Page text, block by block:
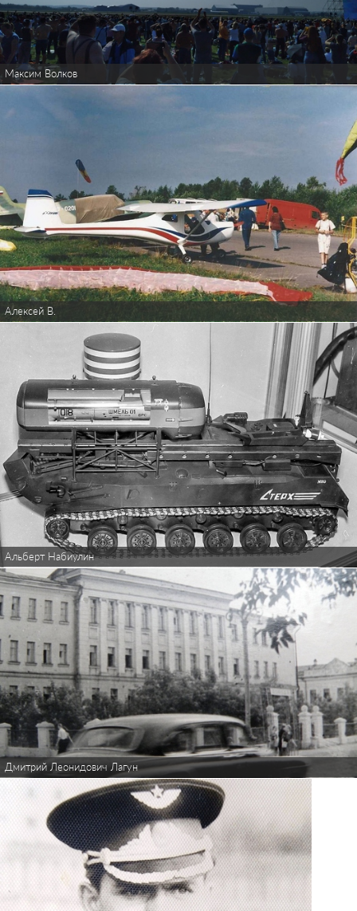
Максим Волков
Алексей В.
Альберт Набиулин
Дмитрий Леонидович Лагун